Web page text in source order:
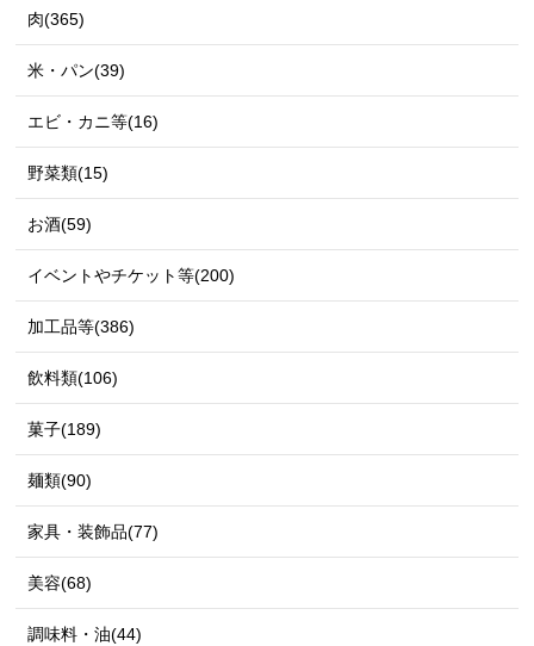
肉(365)
米・パン(39)
エビ・カニ等(16)
野菜類(15)
お酒(59)
イベントやチケット等(200)
加工品等(386)
飲料類(106)
菓子(189)
麺類(90)
家具・装飾品(77)
美容(68)
調味料・油(44)